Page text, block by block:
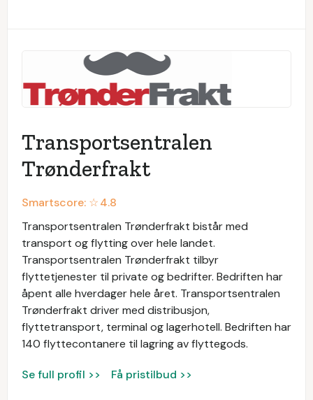
Transportsentralen
Trønderfrakt
Smartscore: ☆4.8
Transportsentralen Trønderfrakt bistår med
transport og flytting over hele landet.
Transportsentralen Trønderfrakt tilbyr
flyttetjenester til private og bedrifter. Bedriften har
åpent alle hverdager hele året. Transportsentralen
Trønderfrakt driver med distribusjon,
flyttetransport, terminal og lagerhotell. Bedriften har
140 flyttecontanere til lagring av flyttegods.
Se full profil >> Få pristilbud >>